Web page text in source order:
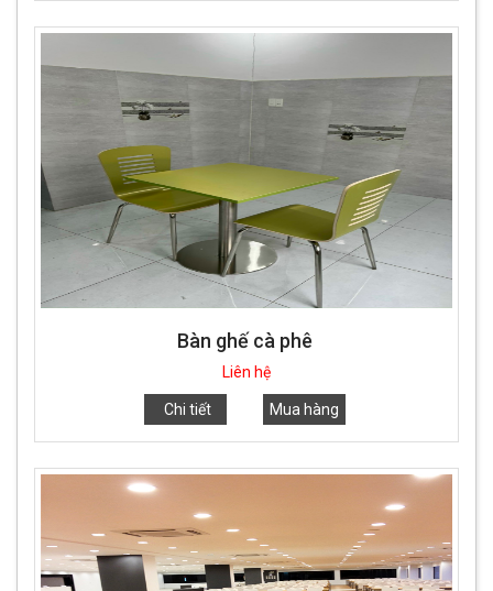
Bàn ghế cà phê
Liên hệ
Chi tiết Mua hàng